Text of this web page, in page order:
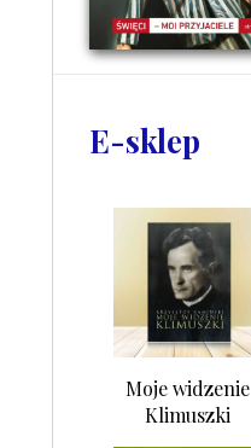
E-sklep
Moje widzenie
Klimuszki